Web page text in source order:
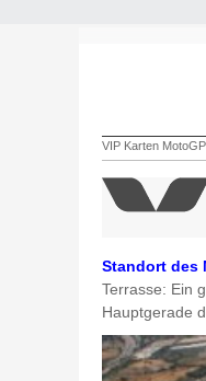
VIP Karten
Standort des
Terrasse: Ein
Hauptgerade